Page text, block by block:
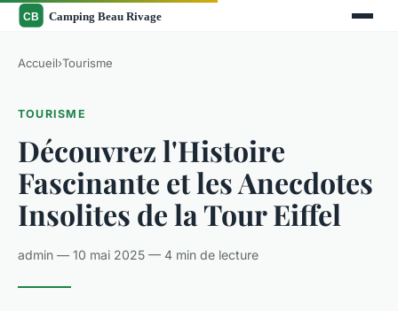
Accueil›Tourisme
TOURISME
Découvrez l'Histoire
Fascinante et les Anecdotes
Insolites de la Tour Eiffel
admin — 10 mai 2025 — 4 min de lecture